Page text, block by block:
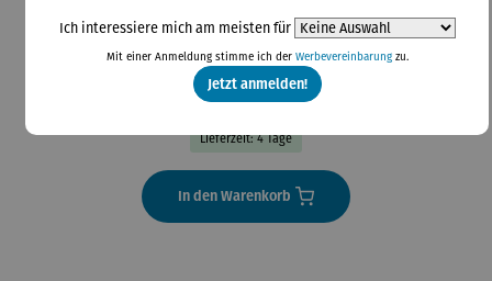
15,80 €
Preise inkl. MwSt. zzgl. Versandkosten
Lieferzeit: 4 Tage
In den Warenkorb
Ich interessiere mich am meisten für
Mit einer Anmeldung stimme ich der Werbevereinbarungzu.
Jetzt anmelden!